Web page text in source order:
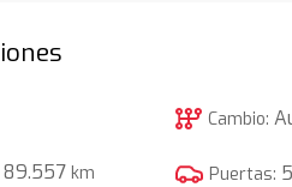
89.557 km
auto_transmission Cambio:
Puertas: 5